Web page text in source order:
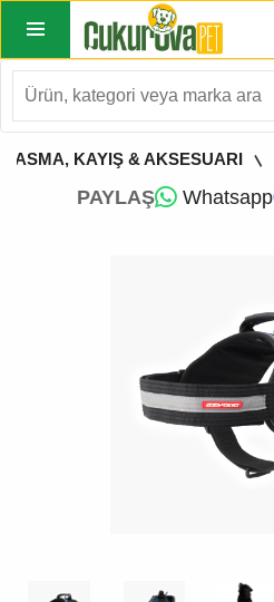
TASMA, KAYIŞ & AKSESUARI
PAYLAŞ Whatsapp